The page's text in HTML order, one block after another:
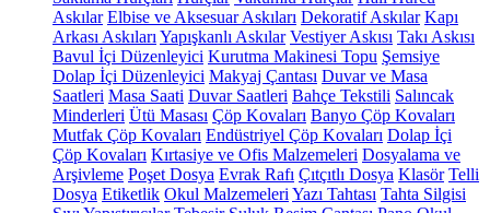
Askılar Elbise ve Aksesuar Askıları Dekoratif Askılar Kapı
Arkası Askıları Yapışkanlı Askılar Vestiyer Askısı Takı Askısı
Bavul İçi Düzenleyici Kurutma Makinesi Topu Şemsiye
Dolap İçi Düzenleyici Makyaj Çantası Duvar ve Masa
Saatleri Masa Saati Duvar Saatleri Bahçe Tekstili Salıncak
Minderleri Ütü Masası Çöp Kovaları Banyo Çöp Kovaları
Mutfak Çöp Kovaları Endüstriyel Çöp Kovaları Dolap İçi
Çöp Kovaları Kırtasiye ve Ofis Malzemeleri Dosyalama ve
Arşivleme Poşet Dosya Evrak Rafı Çıtçıtlı Dosya Klasör Telli
Dosya Etiketlik Okul Malzemeleri Yazı Tahtası Tahta Silgisi